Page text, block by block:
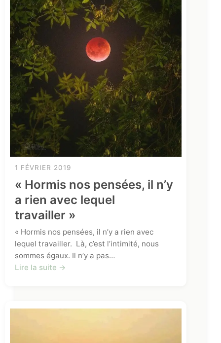
1 FÉVRIER 2019
« Hormis nos pensées, il n’y
a rien avec lequel
travailler »
« Hormis nos pensées, il n’y a rien avec
lequel travailler. Là, c’est l’intimité, nous
sommes égaux. Il n’y a pas…
Lire la suite →